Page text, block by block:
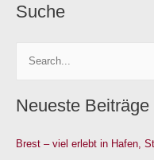
Suche
c
e
Neueste Beiträge
Brest – viel erlebt in Hafen,